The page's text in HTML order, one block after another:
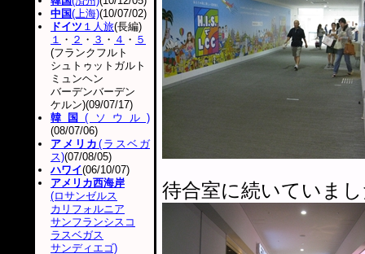
待合室に続いていま
中国(上海)(10/07/02)
ドイツ １人旅(長編)
１ ・ ２ ・ ３ ・ ４ ・ ５
(フランクフルト
シュトゥットガルト
ミュンヘン
バーデンバーデン
ケルン)(09/07/17)
韓国(ソウル)
(08/07/06)
アメリカ (ラスベガ
ス)(07/08/05)
ハワイ(06/10/07)
アメリカ西海岸
(ロサンゼルス
カリフォルニア
サンフランシスコ
ラスベガス
サンディエゴ)